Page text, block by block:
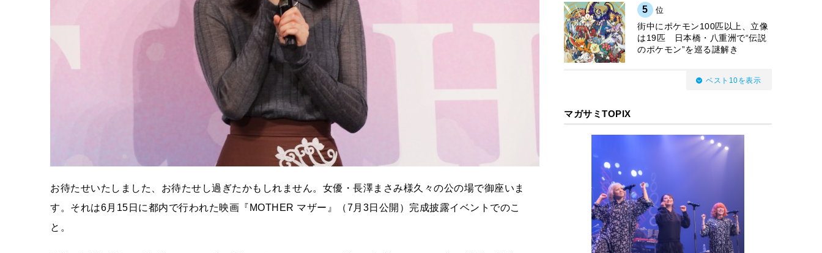
お待たせいたしました、お待たせし過ぎたかもしれません。女優・長澤まさみ様久々の公の場で御座いま
す。それは6月15日に都内で行われた映画『MOTHER マザー』（7月3日公開）完成披露イベントでのこ
と。
5 位
街中にポケモン100匹以上、立像
は19匹 日本橋・八重洲で“伝説
のポケモン”を巡る謎解き
ベスト10を表示
マガサミTOPIX